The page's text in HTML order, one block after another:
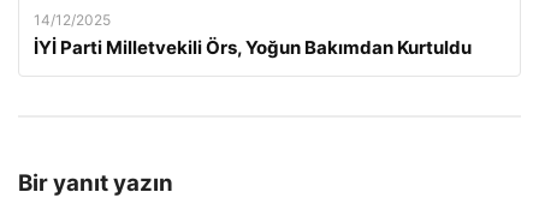
14/12/2025
İYİ Parti Milletvekili Örs, Yoğun Bakımdan Kurtuldu
Bir yanıt yazın